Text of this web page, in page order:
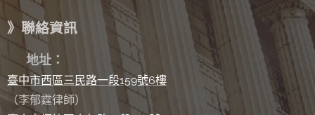
》聯絡資訊
地址：
臺中市西區三民路一段159號6樓
（李郁霆律師）